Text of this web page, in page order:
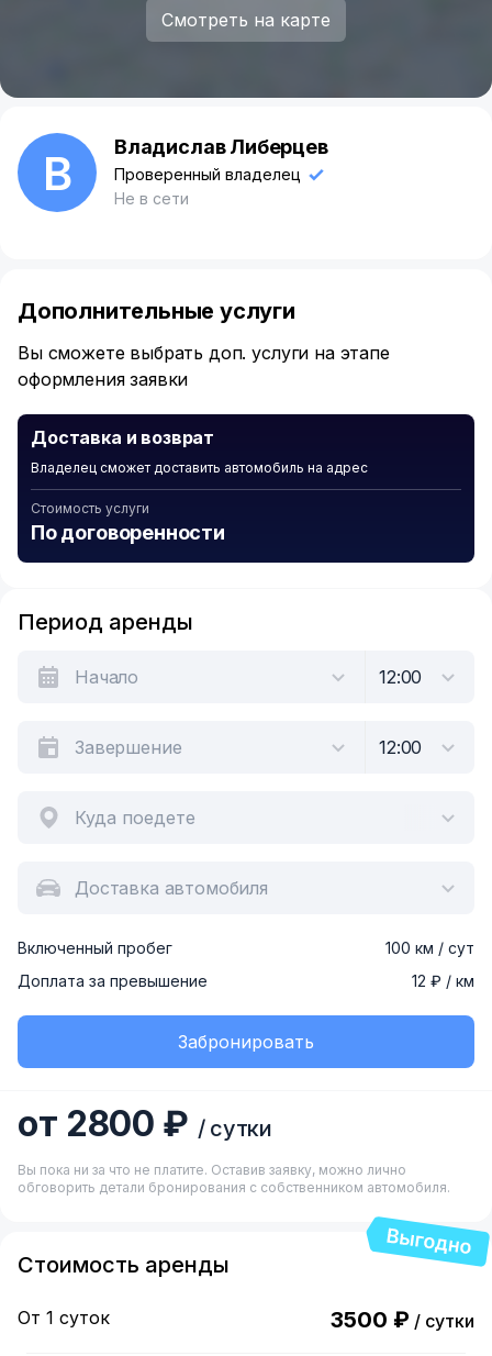
Смотреть на карте
В Владислав Либерцев
Проверенный владелец
Не в сети
Дополнительные услуги
Вы сможете выбрать доп. услуги на этапе
оформления заявки
Доставка и возврат
Владелец сможет доставить автомобиль на адрес
Стоимость услуги
По договоренности
Период аренды
Куда поедете
Доставка автомобиля
Включенный пробег
100 км / сут
Доплата за превышение
12 ₽ / км
Забронировать
от 2800 ₽ / сутки
Вы пока ни за что не платите. Оставив заявку, можно лично
обговорить детали бронирования с собственником автомобиля.
Стоимость аренды
От 1 суток 3500 ₽ / сутки